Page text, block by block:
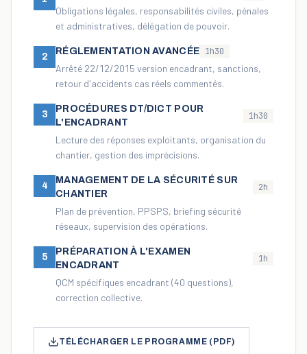
Obligations légales, responsabilités civiles, pénales
et administratives, délégation de pouvoir.
2
RÉGLEMENTATION AVANCÉE 1h30
Arrêté 22/12/2015 version encadrant, sanctions,
retour d'accidents cas réels commentés.
3
PROCÉDURES DT/DICT POUR
L'ENCADRANT
1h30
Lecture des réponses exploitants, organisation du
chantier, gestion des imprécisions.
4
MANAGEMENT DE LA SÉCURITÉ SUR
CHANTIER
2h
Plan de prévention, PPSPS, briefing sécurité
réseaux, supervision des opérations.
5
PRÉPARATION À L'EXAMEN
ENCADRANT
1h
QCM spécifiques encadrant (40 questions),
correction collective.
TÉLÉCHARGER LE PROGRAMME (PDF)